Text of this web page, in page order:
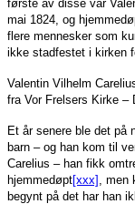
første av disse var
mai 1824, og
flere mennesker som
ikke stadfestet i kirken
Valentin Vilhelm
fra Vor Frelsers Kirke –
Et år senere ble det på
barn – og han kom til
Carelius – han fikk
hjemmedøpt[xxx]
,
begynt på det har han